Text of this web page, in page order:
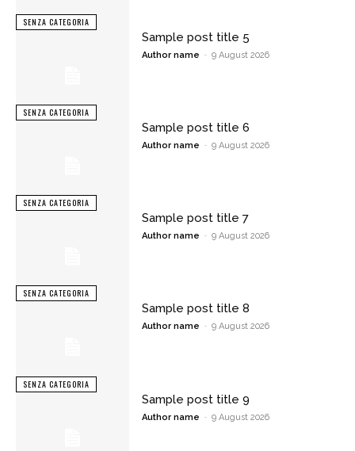
SENZA CATEGORIA
SENZA CATEGORIA
Sample post title 5
Author name - 9 August 2026
SENZA CATEGORIA
Sample post title 6
Author name - 9 August 2026
SENZA CATEGORIA
Sample post title 7
Author name - 9 August 2026
SENZA CATEGORIA
Sample post title 8
Author name - 9 August 2026
Sample post title 9
Author name - 9 August 2026